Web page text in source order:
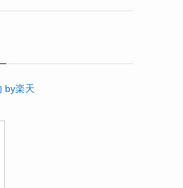
by楽天